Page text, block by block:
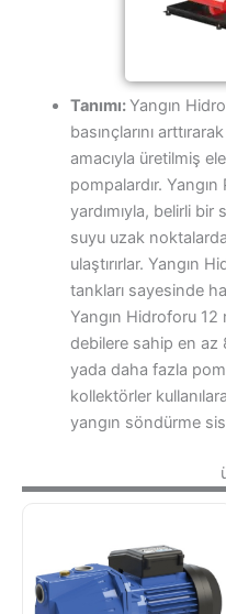
Tanımı:Yangın
basınçlarını
amacıyla üretilmiş
pompalardır.
yardımıyla, belirli bir
suyu uzak
ulaştırırlar. Yangın
tankları sayesinde
Yangın Hidroforu 12
debilere sahip en az
yada daha fazla
kollektörler
yangın söndürme